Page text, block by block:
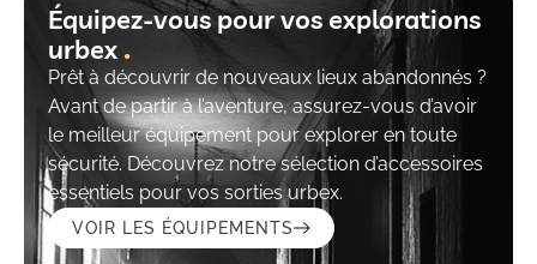
Équipez-vous pour vos explorations
urbex
Prêt à découvrir de nouveaux lieux abandonnés ?
Avant de partir à l’aventure, assurez-vous d’avoir
le meilleur équipement pour explorer en toute
sécurité. Découvrez notre sélection d’accessoires
essentiels pour vos sorties urbex.
VOIR LES ÉQUIPEMENTS